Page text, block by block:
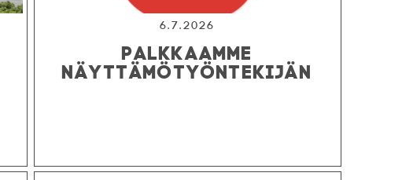
6.7.2026
PALKKAAMME
NÄYTTÄMÖTYÖNTEKIJÄN